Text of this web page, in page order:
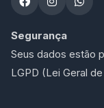
Segurança
Seus dados estão
LGPD (Lei Geral